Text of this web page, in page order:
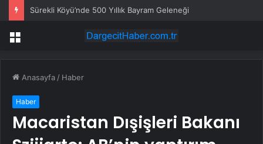
Sürekli Köyü’nde 500 Yıllık Bayram Geleneği
Menü
Anasayfa / Haber
Haber
Macaristan Dışişleri Bakanı